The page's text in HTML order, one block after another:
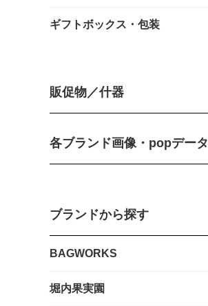
ギフトボックス・包装
販促物／什器
各ブランド画像・popデータ
ブランドから探す
BAGWORKS
堀内果実園